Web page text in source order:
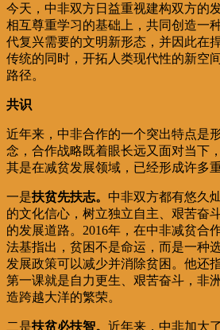
今天，中非双方日益重视建构双方的
相互尊重学习的基础上，共同创造一
代复兴需要的文明新形态，并因此在
传统的同时，开拓人类现代性的新空
路径。
共识
近年来，中非合作的一个突出特点是
念，合作战略既着眼长远又面对当下
其是在减贫发展领域，已经形成许多
一是扶贫先扶志。 中非双方都有悠久
的文化信心，树立独立自主、艰苦奋
的发展道路。2016年，在中非减贫合
法基指出，贫困不是命运，而是一种
发展政策可以减少并消除贫困。他还
第一课就是自力更生、艰苦奋斗，非
造跨越大洋的繁荣。
二是扶贫必扶智。 近年来，中非加大